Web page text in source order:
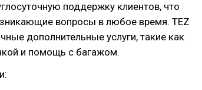
поддержку клиентов, что
вопросы в любое время. TEZ
дополнительные услуги, такие как
и помощь с багажом.